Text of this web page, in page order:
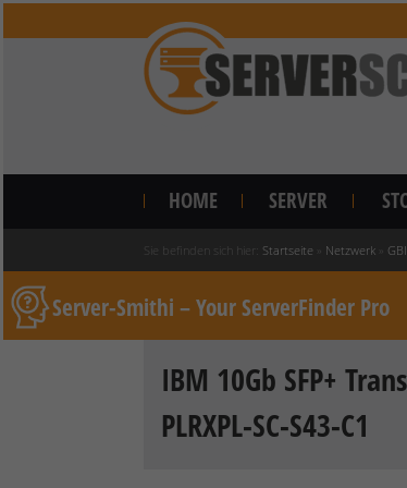
HOME SERVER
Sie befinden sich hier: Startseite Netzwerk
Server-Smithi – Your ServerFinder Pro
IBM 10Gb SFP+
PLRXPL-SC-S43-C1